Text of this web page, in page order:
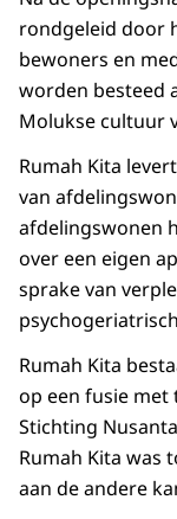
rondgeleid door
bewoners en
worden besteed
Molukse cultuur
Rumah Kita
van
afdelingswonen
over een eigen
sprake van
Rumah Kita
op een fusie met
Stichting
Rumah Kita was
aan de andere